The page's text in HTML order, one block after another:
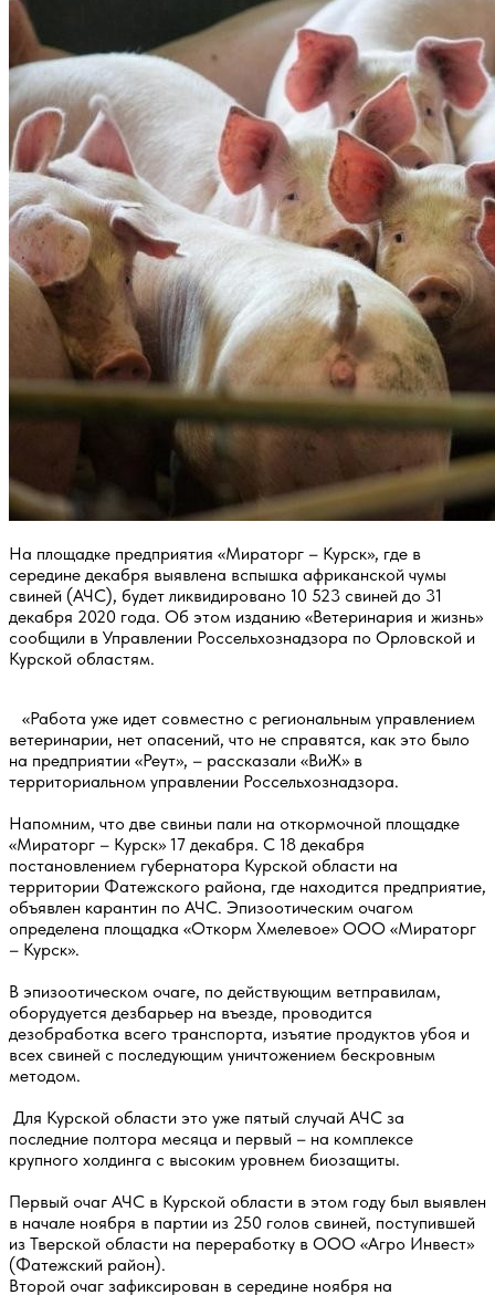
На площадке предприятия «Мираторг – Курск», где в
середине декабря выявлена вспышка африканской чумы
свиней (АЧС), будет ликвидировано 10 523 свиней до 31
декабря 2020 года. Об этом изданию «Ветеринария и жизнь»
сообщили в Управлении Россельхознадзора по Орловской и
Курской областям.
«Работа уже идет совместно с региональным управлением
ветеринарии, нет опасений, что не справятся, как это было
на предприятии «Реут», – рассказали «ВиЖ» в
территориальном управлении Россельхознадзора.
Напомним, что две свиньи пали на откормочной площадке
«Мираторг – Курск» 17 декабря. С 18 декабря
постановлением губернатора Курской области на
территории Фатежского района, где находится предприятие,
объявлен карантин по АЧС. Эпизоотическим очагом
определена площадка «Откорм Хмелевое» ООО «Мираторг
– Курск».
В эпизоотическом очаге, по действующим ветправилам,
оборудуется дезбарьер на въезде, проводится
дезобработка всего транспорта, изъятие продуктов убоя и
всех свиней с последующим уничтожением бескровным
методом.
Для Курской области это уже пятый случай АЧС за
последние полтора месяца и первый – на комплексе
крупного холдинга с высоким уровнем биозащиты.
Первый очаг АЧС в Курской области в этом году был выявлен
в начале ноября в партии из 250 голов свиней, поступившей
из Тверской области на переработку в ООО «Агро Инвест»
(Фатежский район).
Второй очаг зафиксирован в середине ноября на